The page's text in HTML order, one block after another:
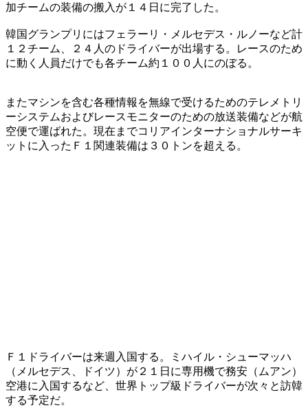
加チームの装備の搬入が１４日に完了した。
韓国グランプリにはフェラーリ・メルセデス・ルノーなど計
１２チーム、２４人のドライバーが出場する。レースのため
に動く人員だけでも各チーム約１００人にのぼる。
またマシンを含む各種情報を無線で受けるためのテレメトリ
ーシステムおよびレースモニターのための放送装備などが航
空便で運ばれた。現在までコリアインターナショナルサーキ
ットに入ったＦ１関連装備は３０トンを超える。
Ｆ１ドライバーは来週入国する。ミハイル・シューマッハ
（メルセデス、ドイツ）が２１日に専用機で務安（ムアン）
空港に入国するなど、世界トップ級ドライバーが次々と訪韓
する予定だ。